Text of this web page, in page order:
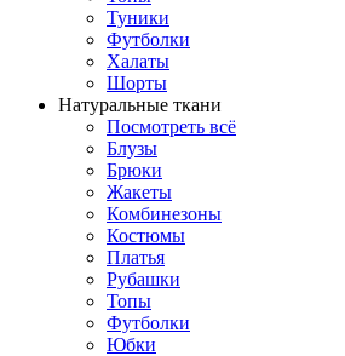
Туники
Футболки
Халаты
Шорты
Натуральные ткани
Посмотреть всё
Блузы
Брюки
Жакеты
Комбинезоны
Костюмы
Платья
Рубашки
Топы
Футболки
Юбки